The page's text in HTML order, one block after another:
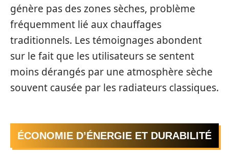
génère pas des zones sèches, problème
fréquemment lié aux chauffages
traditionnels. Les témoignages abondent
sur le fait que les utilisateurs se sentent
moins dérangés par une atmosphère sèche
souvent causée par les radiateurs classiques.
ÉCONOMIE D’ÉNERGIE ET DURABILITÉ